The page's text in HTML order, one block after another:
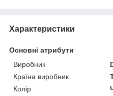
Характеристики
Основні атрибути
Виробник
Країна виробник
Колір